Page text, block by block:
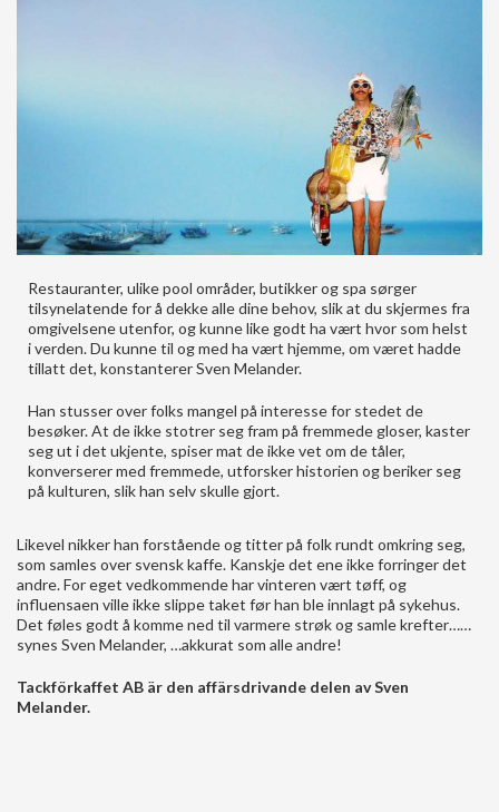
Restauranter, ulike pool områder, butikker og spa sørger
tilsynelatende for å dekke alle dine behov, slik at du skjermes fra
omgivelsene utenfor, og kunne like godt ha vært hvor som helst
i verden. Du kunne til og med ha vært hjemme, om været hadde
tillatt det, konstanterer Sven Melander.
Han stusser over folks mangel på interesse for stedet de
besøker. At de ikke stotrer seg fram på fremmede gloser, kaster
seg ut i det ukjente, spiser mat de ikke vet om de tåler,
konverserer med fremmede, utforsker historien og beriker seg
på kulturen, slik han selv skulle gjort.
Likevel nikker han forstående og titter på folk rundt omkring seg,
som samles over svensk kaffe. Kanskje det ene ikke forringer det
andre. For eget vedkommende har vinteren vært tøff, og
influensaen ville ikke slippe taket før han ble innlagt på sykehus.
Det føles godt å komme ned til varmere strøk og samle krefter……
synes Sven Melander, …akkurat som alle andre!
Tackförkaffet AB är den affärsdrivande delen av Sven
Melander.